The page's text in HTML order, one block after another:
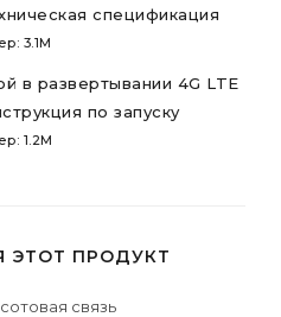
спецификация
3.1M
в развертывании 4G LTE
по запуску
1.2M
ЭТОТ ПРОДУКТ
связь